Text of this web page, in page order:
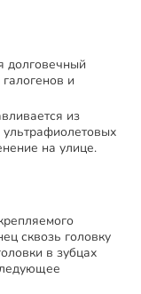
долговечный
и
из
ультрафиолетовых
на улице.
сквозь головку
в зубцах